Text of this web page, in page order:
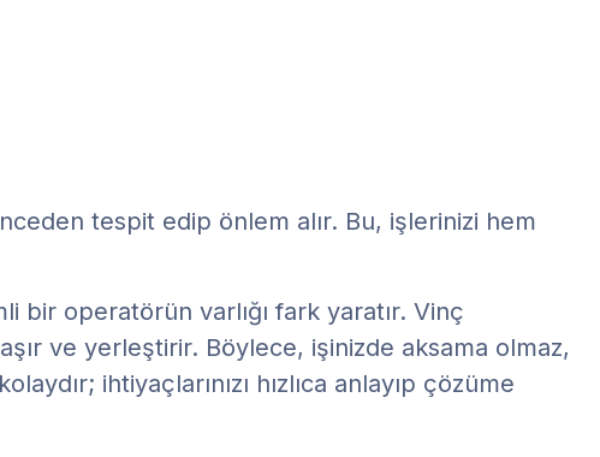
tespit edip önlem alır. Bu, işlerinizi hem
bir operatörün varlığı fark yaratır. Vinç
ve yerleştirir. Böylece, işinizde aksama olmaz,
ihtiyaçlarınızı hızlıca anlayıp çözüme